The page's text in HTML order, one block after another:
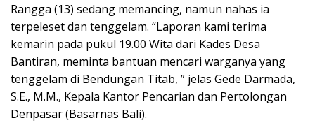
Rangga (13) sedang memancing, namun nahas ia
terpeleset dan tenggelam. “Laporan kami terima
kemarin pada pukul 19.00 Wita dari Kades Desa
Bantiran, meminta bantuan mencari warganya yang
tenggelam di Bendungan Titab, ” jelas Gede Darmada,
S.E., M.M., Kepala Kantor Pencarian dan Pertolongan
Denpasar (Basarnas Bali).